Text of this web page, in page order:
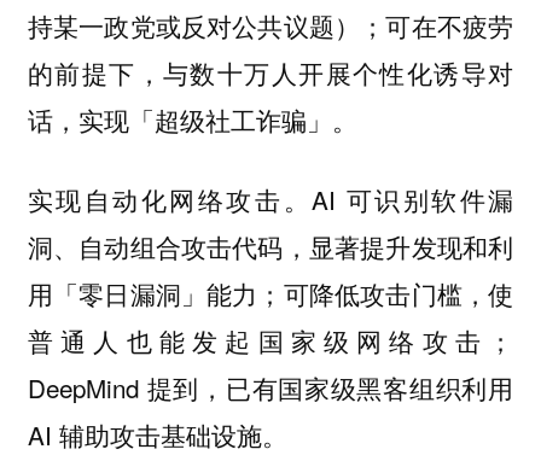
持某一政党或反对公共议题）；可在不疲劳
的前提下，与数十万人开展个性化诱导对
话，实现「超级社工诈骗」。
实现自动化网络攻击。AI 可识别软件漏
洞、自动组合攻击代码，显著提升发现和利
用「零日漏洞」能力；可降低攻击门槛，使
普通人也能发起国家级网络攻击；
DeepMind 提到，已有国家级黑客组织利用
AI 辅助攻击基础设施。